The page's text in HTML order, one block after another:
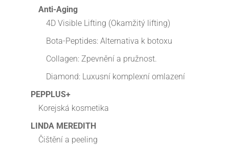
Anti-Aging
4D Visible Lifting (Okamžitý lifting)
Bota-Peptides: Alternativa k botoxu
Collagen: Zpevnění a pružnost.
Diamond: Luxusní komplexní omlazení
PEPPLUS+
Korejská kosmetika
LINDA MEREDITH
Čištění a peeling